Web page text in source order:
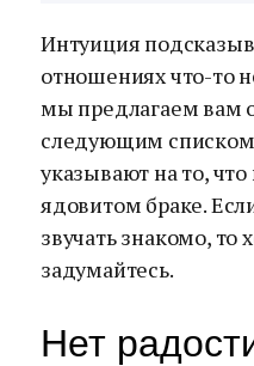
Интуиция
отношениях что-то
мы предлагаем вам
следующим списком
указывают на то,
ядовитом браке.
звучать знакомо, то
задумайтесь.
Нет